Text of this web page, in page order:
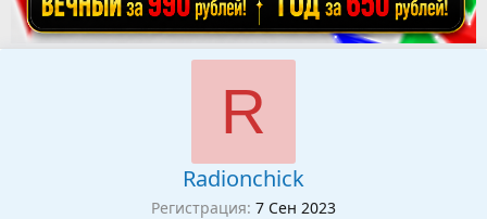
R
Radionchick
Регистрация 7 Сен 2023